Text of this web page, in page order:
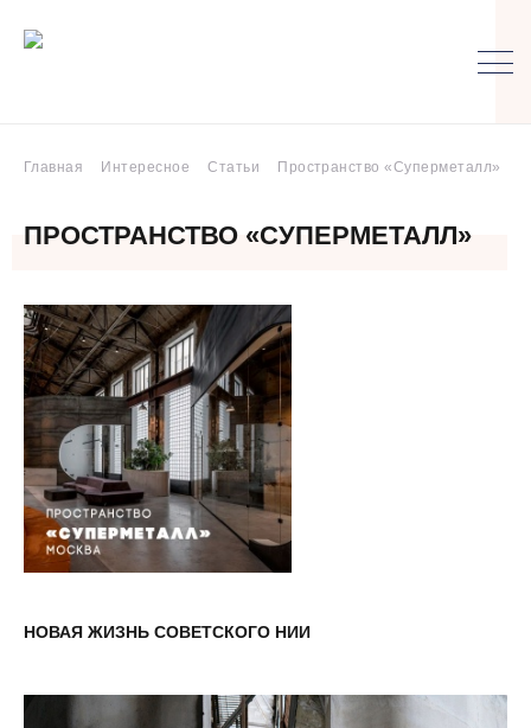
Главная Интересное Статьи Пространство «Суперметалл»
ПРОСТРАНСТВО «СУПЕРМЕТАЛЛ»
НОВАЯ ЖИЗНЬ СОВЕТСКОГО НИИ